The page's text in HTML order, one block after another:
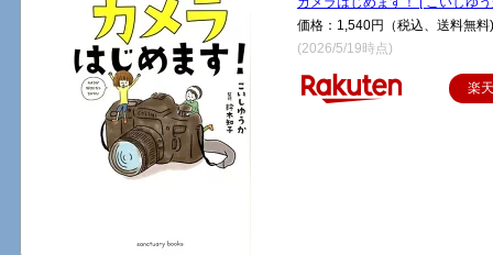
価格：1,540円（税込、送料無料)
(2026/5/19時点)
楽